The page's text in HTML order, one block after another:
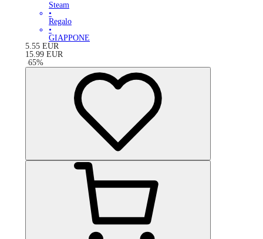
Steam
•
Regalo
•
GIAPPONE
5.55 EUR
15.99 EUR
-65%